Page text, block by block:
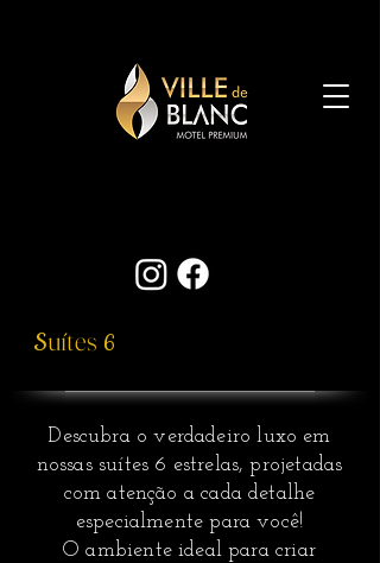
Suítes 6
Descubra o verdadeiro luxo em
nossas suítes 6 estrelas, projetadas
com atenção a cada detalhe
especialmente para você!
O ambiente ideal para criar